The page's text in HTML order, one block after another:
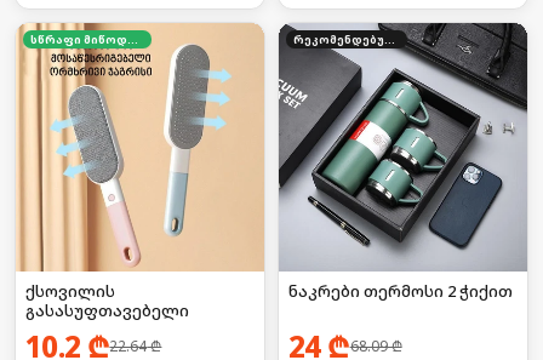
სწრაფი მიწოდება
ქსოვილის
გასასუფთავებელი
10.2 ₾22.64₾
რეკომენდებული
ნაკრები თერმოსი 2 ჭიქით
24₾68.09₾